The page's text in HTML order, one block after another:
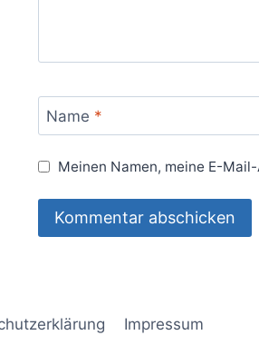
Name *
Meinen Namen, meine E-
Impressum